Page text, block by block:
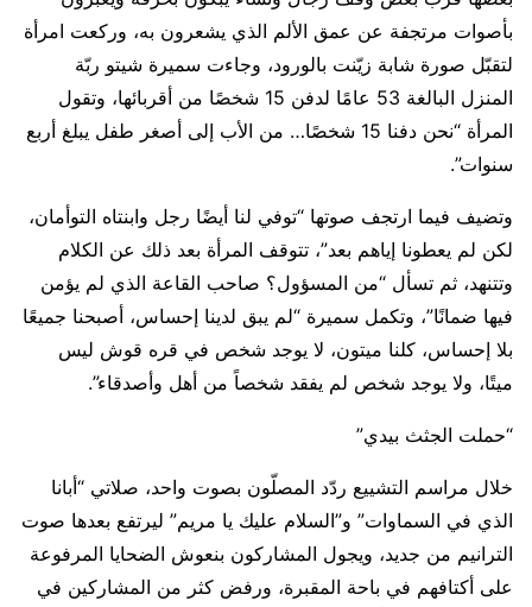
بأصوات مرتجفة عن عمق الألم الذي يشعرون به، وركعت امرأة
لتقبّل صورة شابة زيّنت بالورود، وجاءت سميرة شيتو ربّة
المنزل البالغة 53 عامًا لدفن 15 شخصًا من أقربائها، وتقول
المرأة “نحن دفنا 15 شخصًا… من الأب إلى أصغر طفل يبلغ أربع
سنوات”.
وتضيف فيما ارتجف صوتها “توفي لنا أيضًا رجل وابنتاه التوأمان،
لكن لم يعطونا إياهم بعد”، تتوقف المرأة بعد ذلك عن الكلام
وتتنهد، ثم تسأل “من المسؤول؟ صاحب القاعة الذي لم يؤمن
فيها ضمانًا”، وتكمل سميرة “لم يبق لدينا إحساس، أصبحنا جميعًا
بلا إحساس، كلنا ميتون، لا يوجد شخص في قره قوش ليس
ميتًا، ولا يوجد شخص لم يفقد شخصاً من أهل وأصدقاء”.
“حملت الجثث بيدي”
خلال مراسم التشييع ردّد المصلّون بصوت واحد، صلاتي “أبانا
الذي في السماوات” و”السلام عليك يا مريم” ليرتفع بعدها صوت
الترانيم من جديد، ويجول المشاركون بنعوش الضحايا المرفوعة
على أكتافهم في باحة المقبرة، ورفض كثر من المشاركين في